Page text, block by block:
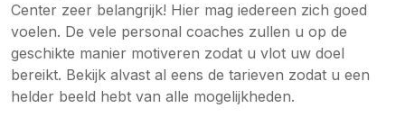
Center zeer belangrijk! Hier mag iedereen zich goed
voelen. De vele personal coaches zullen u op de
geschikte manier motiveren zodat u vlot uw doel
bereikt. Bekijk alvast al eens de tarieven zodat u een
helder beeld hebt van alle mogelijkheden.